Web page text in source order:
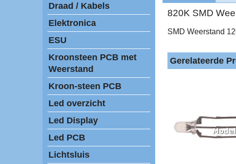
Draad / Kabels
Elektronica
ESU
Kroonsteen PCB met
Weerstand
Kroon-steen PCB
Led overzicht
Led Display
Led PCB
Lichtsluis
820K SMD
SMD Weerstand
Gerelateerde